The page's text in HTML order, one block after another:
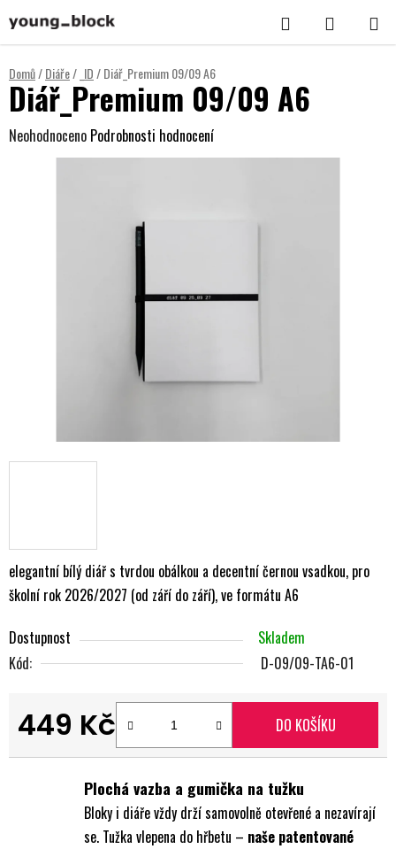
na
obsah
Hledat NÁKUPNÍ
KOŠÍK
Domů/Diáře/ _ID/Diář_Premium 09/09 A6
elegantní bílý diář s tvrdou obálkou a decentní černou vsadkou, pro
školní rok 2026/2027 (od září do září), ve formátu A6
Dostupnost
Skladem
Kód:
D-09/09-TA6-01
449 Kč
Měrná cena:
DO KOŠÍKU
Diář_Premium 09/09 A6
Průměrné
hodnocení
Neohodnoceno Podrobnosti hodnocení
Plochá vazba a gumička na tužku
Bloky i diáře vždy drží samovolně otevřené a nezavírají
se. Tužka vlepena do hřbetu – naše patentované